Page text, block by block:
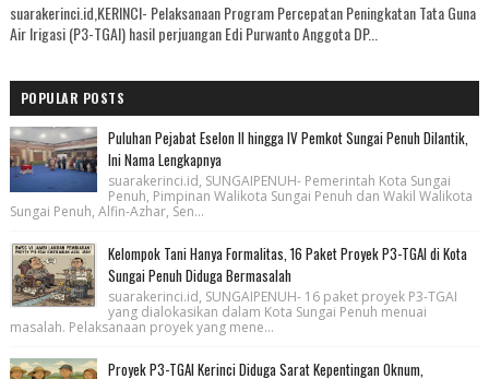
suarakerinci.id,KERINCI- Pelaksanaan Program Percepatan Peningkatan Tata Guna
Air Irigasi (P3-TGAI) hasil perjuangan Edi Purwanto Anggota DP...
POPULAR POSTS
Puluhan Pejabat Eselon II hingga IV Pemkot Sungai Penuh Dilantik,
Ini Nama Lengkapnya
suarakerinci.id, SUNGAIPENUH- Pemerintah Kota Sungai
Penuh, Pimpinan Walikota Sungai Penuh dan Wakil Walikota
Sungai Penuh, Alfin-Azhar, Sen...
Kelompok Tani Hanya Formalitas, 16 Paket Proyek P3-TGAI di Kota
Sungai Penuh Diduga Bermasalah
suarakerinci.id, SUNGAIPENUH- 16 paket proyek P3-TGAI
yang dialokasikan dalam Kota Sungai Penuh menuai
masalah. Pelaksanaan proyek yang mene...
Proyek P3-TGAI Kerinci Diduga Sarat Kepentingan Oknum,